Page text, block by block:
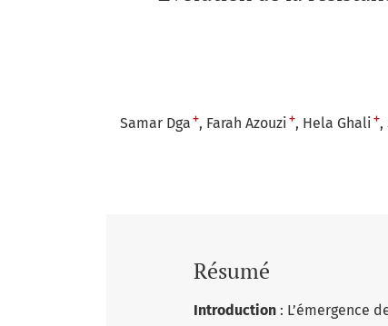
Samar Dga + Farah Azouzi + Hela Ghali +
Résumé
Introduction : L’émergence